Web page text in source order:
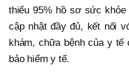
thiểu 95% hồ sơ sức
cập nhật đầy đủ, kết nối
khám, chữa bệnh của y
bảo hiểm y tế.